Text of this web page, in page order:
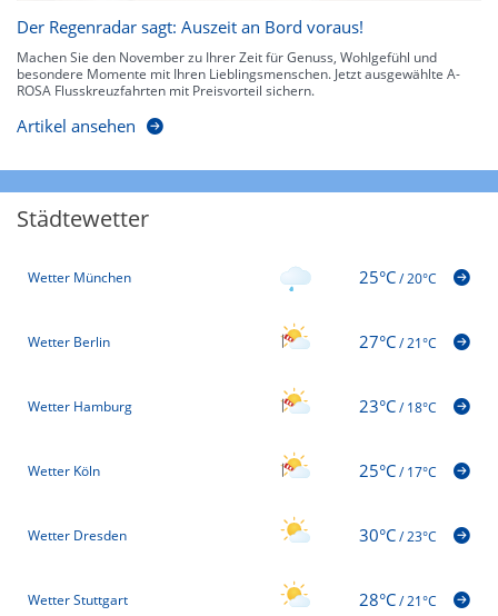
Der Regenradar sagt: Auszeit an Bord voraus!
Machen Sie den November zu Ihrer Zeit für Genuss, Wohlgefühl und
besondere Momente mit Ihren Lieblingsmenschen. Jetzt ausgewählte A-
ROSA Flusskreuzfahrten mit Preisvorteil sichern.
Artikel ansehen
Städtewetter
Wetter München 25°C/20°C
Wetter Berlin 27°C/21°C
Wetter Hamburg 23°C/18°C
Wetter Köln 25°C/17°C
Wetter Dresden 30°C/23°C
Wetter Stuttgart 28°C/21°C